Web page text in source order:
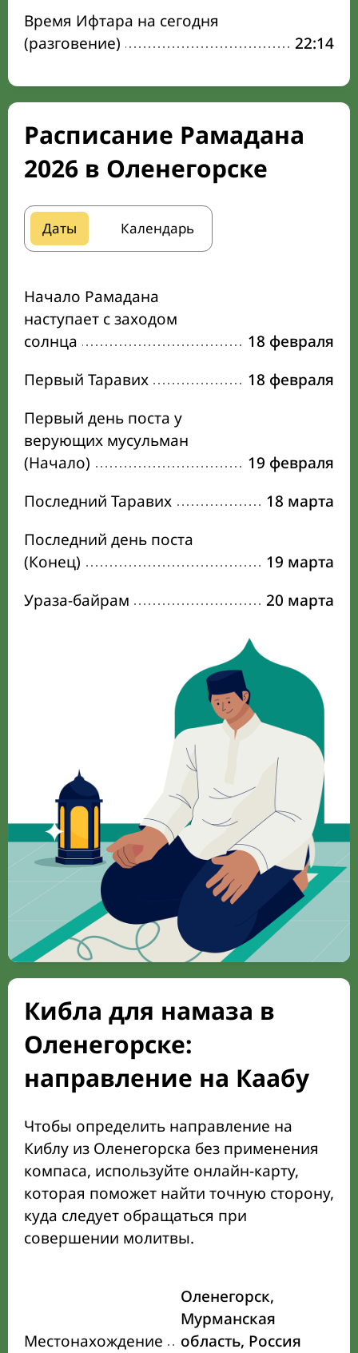
Время Ифтара на сегодня
(разговение)
22:14
Расписание Рамадана
2026 в Оленегорске
Даты Календарь
Начало Рамадана
наступает с заходом
солнца
18 февраля
Первый Таравих
18 февраля
Первый день поста у
верующих мусульман
(Начало)
19 февраля
Последний Таравих
18 марта
Последний день поста
(Конец)
19 марта
Ураза-байрам
20 марта
Кибла для намаза в
Оленегорске:
направление на Каабу
Чтобы определить направление на
Киблу из Оленегорска без применения
компаса, используйте онлайн-карту,
которая поможет найти точную сторону,
куда следует обращаться при
совершении молитвы.
Местонахождение
Оленегорск,
Мурманская
область, Россия